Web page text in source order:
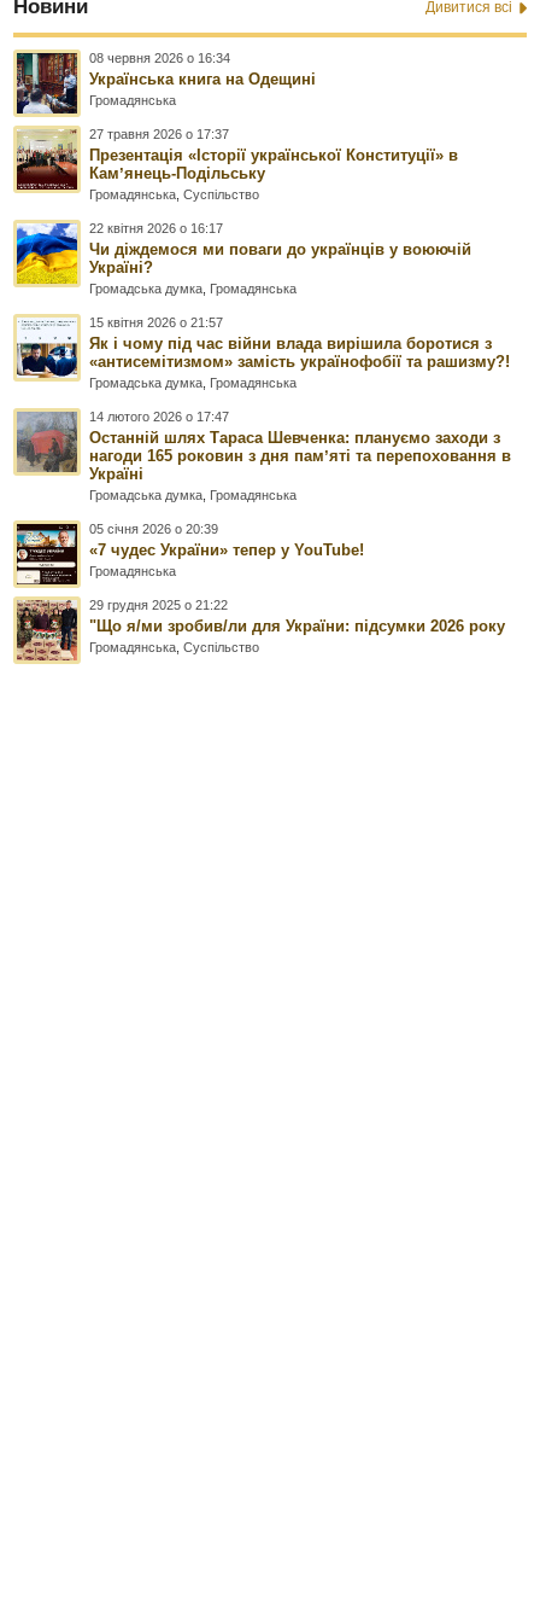
Новини Дивитися всі
08 червня 2026 о 16:34
Українська книга на Одещині
Громадянська
27 травня 2026 о 17:37
Презентація «Історії української Конституції» в
Камʼянець-Подільську
Громадянська ,Суспільство
22 квітня 2026 о 16:17
Чи діждемося ми поваги до українців у воюючій
Україні?
Громадська думка Громадянська
15 квітня 2026 о 21:57
Як і чому під час війни влада вирішила боротися з
«антисемітизмом» замість українофобії та рашизму?!
Громадська думка Громадянська
14 лютого 2026 о 17:47
Останній шлях Тараса Шевченка: плануємо заходи з
нагоди 165 роковин з дня памʼяті та перепоховання в
Україні
Громадська думка Громадянська
05 січня 2026 о 20:39
«7 чудес України» тепер у YouTube!
Громадянська
29 грудня 2025 о 21:22
"Що я/ми зробив/ли для України: підсумки 2026 року
Громадянська ,Суспільство